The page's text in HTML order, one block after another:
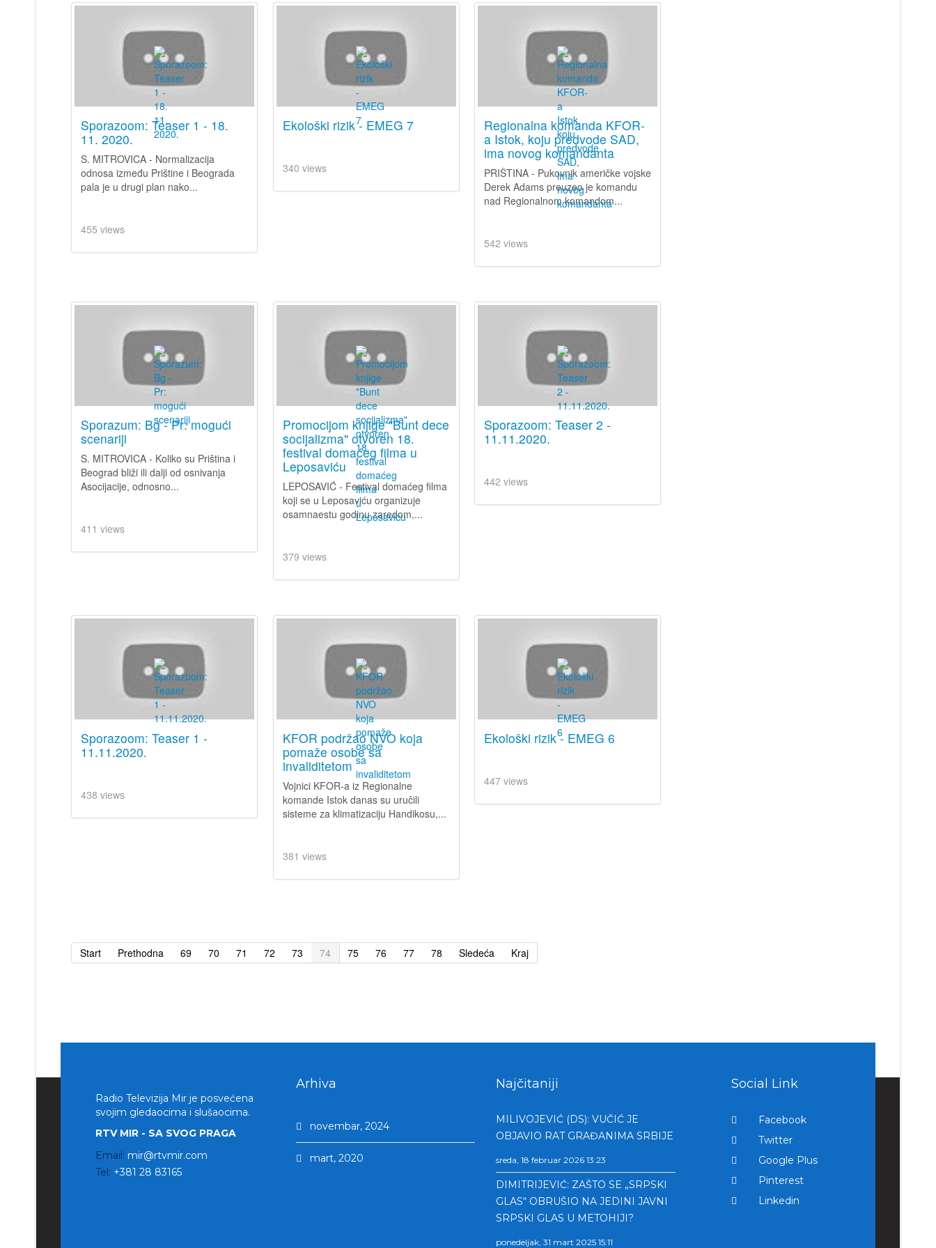
Sporazoom: Teaser 1 - 18.
11. 2020.
S. MITROVICA - Normalizacija
odnosa između Prištine i Beograda
pala je u drugi plan nako...
455 views
Ekološki rizik - EMEG 7
340 views
Regionalna komanda KFOR-
a Istok, koju predvode SAD,
ima novog komandanta
PRIŠTINA - Pukovnik američke vojske
Derek Adams preuzeo je komandu
nad Regionalnom komandom...
542 views
Sporazum: Bg - Pr: mogući
scenariji
S. MITROVICA - Koliko su Priština i
Beograd bliži ili dalji od osnivanja
Asocijacije, odnosno...
411 views
Promocijom knjige "Bunt dece
socijalizma" otvoren 18.
festival domaćeg filma u
Leposaviću
LEPOSAVIĆ - Festival domaćeg filma
koji se u Leposaviću organizuje
osamnaestu godinu zaredom,...
379 views
Sporazoom: Teaser 2 -
11.11.2020.
442 views
Sporazoom: Teaser 1 -
11.11.2020.
438 views
KFOR podržao NVO koja
pomaže osobe sa
invaliditetom
Vojnici KFOR-a iz Regionalne
komande Istok danas su uručili
sisteme za klimatizaciju Handikosu,...
381 views
Ekološki rizik - EMEG 6
447 views
Start Prethodna 69 70 71 72 73 74 75 76 77 78 Sledeća Kraj
Radio Televizija Mir je posvećena
svojim gledaocima i slušaocima.
RTV MIR - SA SVOG PRAGA
Email: mir@rtvmir.com
Tel: +381 28 83165
Arhiva
novembar, 2024
mart, 2020
Najčitaniji
MILIVOJEVIĆ (DS): VUČIĆ JE
OBJAVIO RAT GRAĐANIMA SRBIJE
sreda, 18 februar 2026 13:23
DIMITRIJEVIĆ: ZAŠTO SE „SRPSKI
GLAS“ OBRUŠIO NA JEDINI JAVNI
SRPSKI GLAS U METOHIJI?
ponedeljak, 31 mart 2025 15:11
Social Link
Facebook
Twitter
Google Plus
Pinterest
Linkedin